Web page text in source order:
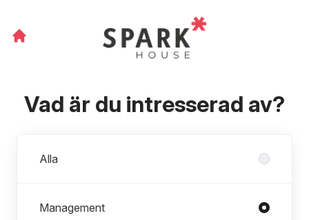
Vad är du intresserad av?
Alla
Management